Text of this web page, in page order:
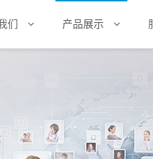
们 产品展示